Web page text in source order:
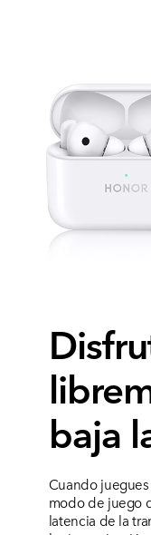
baja
Cuando
modo de juego
latencia de la